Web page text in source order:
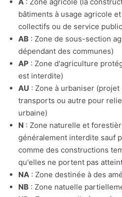
bâtiments à usage agricole
collectifs ou de service
AB : Zone de sous-section
dépendant des communes)
AP : Zone d'agriculture
est interdite)
AU : Zone à urbaniser
transports ou autre pour
urbaine)
N : Zone naturelle et
généralement interdite sauf
comme des constructions
qu'elles ne portent pas
NA : Zone destinée à des
NB : Zone natuelle